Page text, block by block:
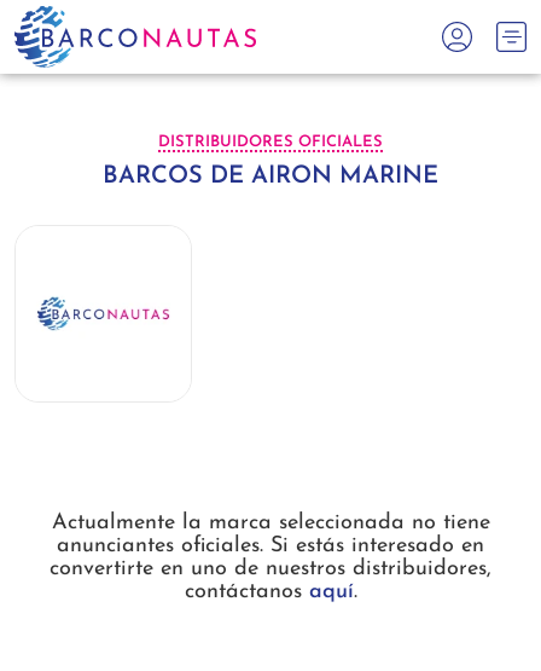
DISTRIBUIDORES OFICIALES
BARCOS DE AIRON MARINE
Actualmente la marca seleccionada no tiene
anunciantes oficiales. Si estás interesado en
convertirte en uno de nuestros distribuidores,
contáctanos aquí.